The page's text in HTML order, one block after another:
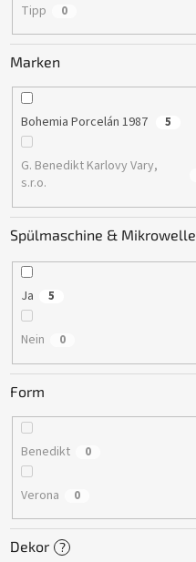
Tipp 0
Marken
Bohemia Porcelán 1987 5
G. Benedikt Karlovy Vary,
s.r.o.
Spülmaschine & Mikrowelle
Ja 5
Nein 0
Form
Benedikt 0
Verona 0
Dekor ?